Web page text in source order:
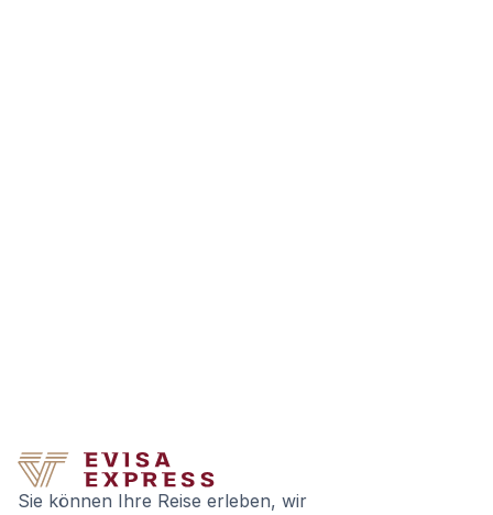
Sie können Ihre Reise erleben, wir